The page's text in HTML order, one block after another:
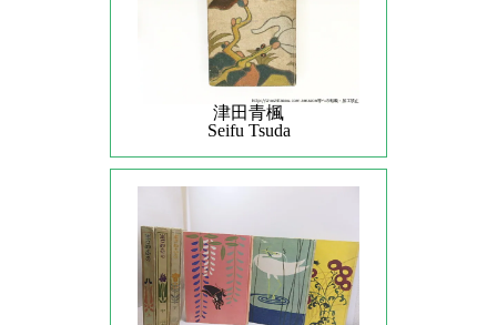
津田青楓
Seifu Tsuda